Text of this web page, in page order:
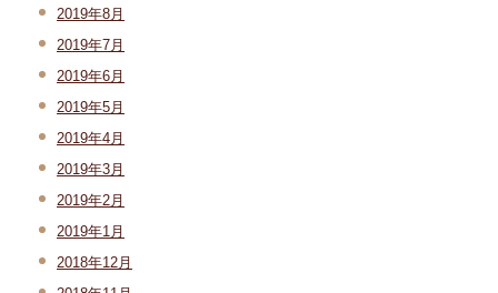
2019年8月
2019年7月
2019年6月
2019年5月
2019年4月
2019年3月
2019年2月
2019年1月
2018年12月